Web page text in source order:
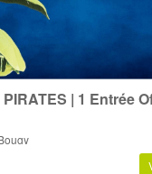
| 1 Entrée